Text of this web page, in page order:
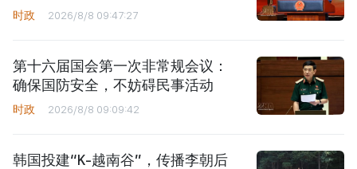
时政 2026/8/8 09:47:27
第十六届国会第一次非常规会议：
确保国防安全，不妨碍民事活动
时政 2026/8/8 09:09:42
韩国投建“K-越南谷”，传播李朝后